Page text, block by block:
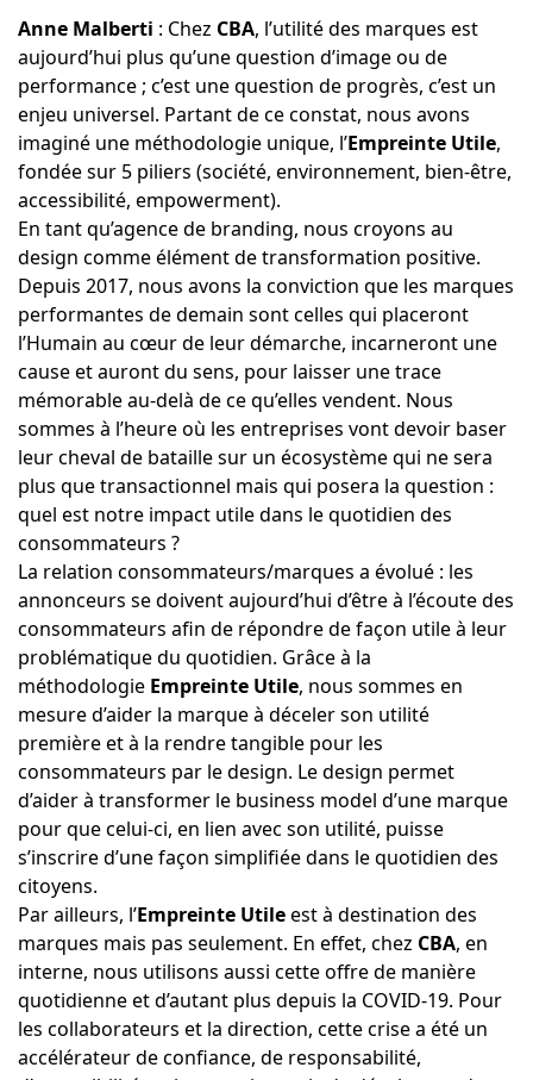
Anne Malberti : Chez CBA, l’utilité des marques est
aujourd’hui plus qu’une question d’image ou de
performance ; c’est une question de progrès, c’est un
enjeu universel. Partant de ce constat, nous avons
imaginé une méthodologie unique, l’Empreinte Utile,
fondée sur 5 piliers (société, environnement, bien-être,
accessibilité, empowerment).
En tant qu’agence de branding, nous croyons au
design comme élément de transformation positive.
Depuis 2017, nous avons la conviction que les marques
performantes de demain sont celles qui placeront
l’Humain au cœur de leur démarche, incarneront une
cause et auront du sens, pour laisser une trace
mémorable au-delà de ce qu’elles vendent. Nous
sommes à l’heure où les entreprises vont devoir baser
leur cheval de bataille sur un écosystème qui ne sera
plus que transactionnel mais qui posera la question :
quel est notre impact utile dans le quotidien des
consommateurs ?
La relation consommateurs/marques a évolué : les
annonceurs se doivent aujourd’hui d’être à l’écoute des
consommateurs afin de répondre de façon utile à leur
problématique du quotidien. Grâce à la
méthodologie Empreinte Utile, nous sommes en
mesure d’aider la marque à déceler son utilité
première et à la rendre tangible pour les
consommateurs par le design. Le design permet
d’aider à transformer le business model d’une marque
pour que celui-ci, en lien avec son utilité, puisse
s’inscrire d’une façon simplifiée dans le quotidien des
citoyens.
Par ailleurs, l’Empreinte Utileest à destination des
marques mais pas seulement. En effet, chez CBA, en
interne, nous utilisons aussi cette offre de manière
quotidienne et d’autant plus depuis la COVID-19. Pour
les collaborateurs et la direction, cette crise a été un
accélérateur de confiance, de responsabilité,